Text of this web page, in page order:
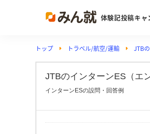
体験記投稿キャ
トップ トラベル/航空/運輸 JTB
JTBのインターンES（エ
インターンESの設問・回答例